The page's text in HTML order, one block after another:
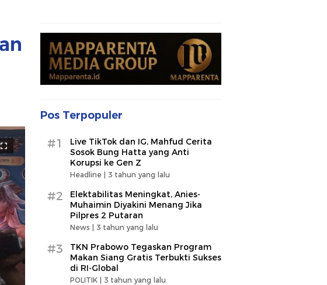
Pos Terpopuler
#1
Live TikTok dan IG, Mahfud Cerita
Sosok Bung Hatta yang Anti
Korupsi ke Gen Z
Headline | 3 tahun yang lalu
#2
Elektabilitas Meningkat, Anies-
Muhaimin Diyakini Menang Jika
Pilpres 2 Putaran
News | 3 tahun yang lalu
#3
TKN Prabowo Tegaskan Program
Makan Siang Gratis Terbukti Sukses
di RI-Global
POLITIK | 3 tahun yang lalu